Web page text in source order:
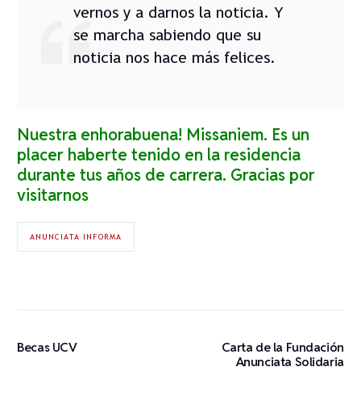
vernos y a darnos la noticia. Y
se marcha sabiendo que su
noticia nos hace más felices.
Nuestra enhorabuena! Missaniem. Es un
placer haberte tenido en la residencia
durante tus años de carrera. Gracias por
visitarnos
ANUNCIATA INFORMA
Becas UCV
Carta de la Fundación
Anunciata Solidaria